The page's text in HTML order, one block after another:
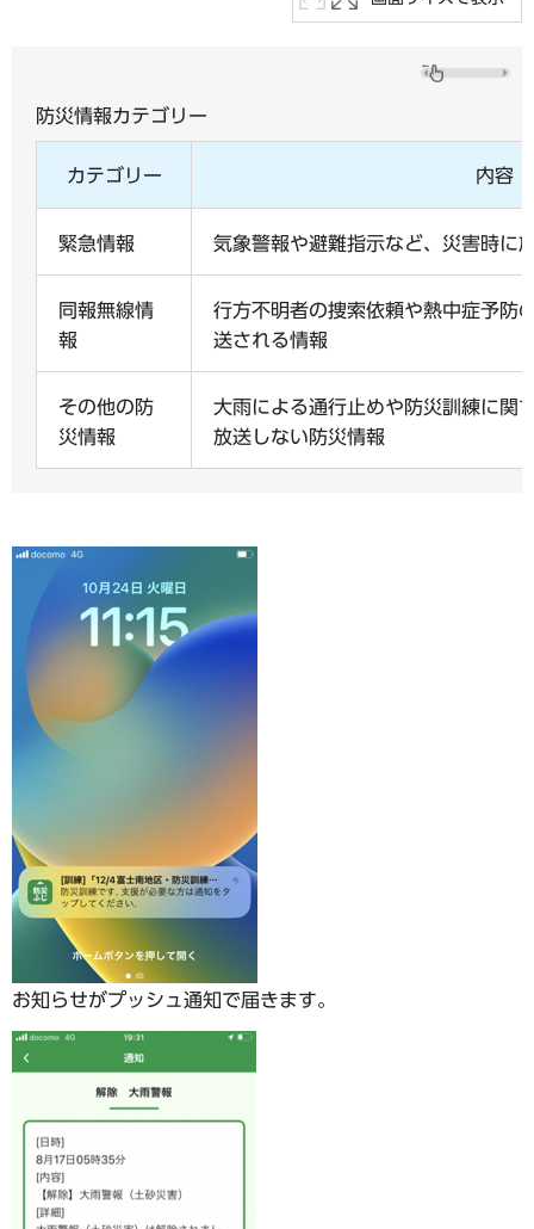
防災情報カテゴリー
カテゴリー 内容
緊急情報 気象警報や避難指示など、災害時に
同報無線情
報
行方不明者の捜索依頼や熱中症予防
送される情報
その他の防
災情報
大雨による通行止めや防災訓練に関
放送しない防災情報
お知らせがプッシュ通知で届きます。